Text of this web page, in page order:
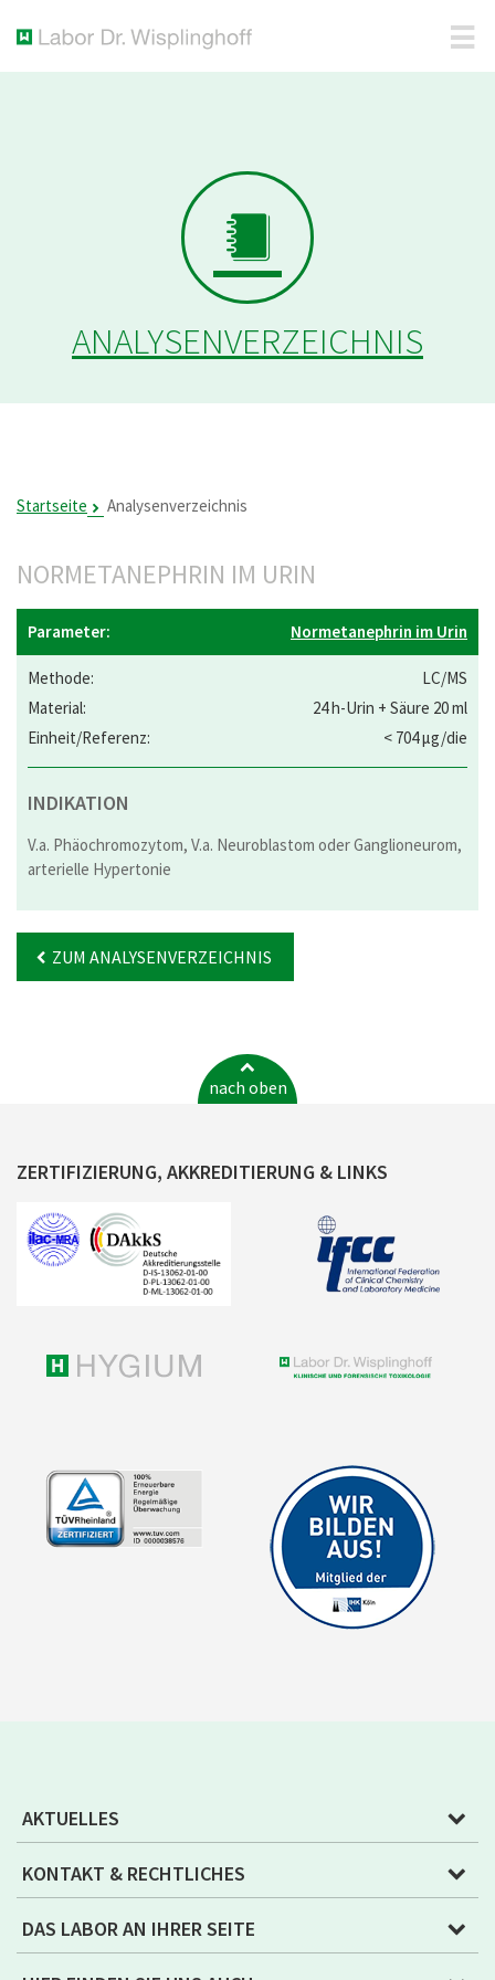
ANALYSENVERZEICHNIS
Startseite Analysenverzeichnis
NORMETANEPHRIN IM URIN
Normetanephrin im Urin
LC/MS
24 h-Urin + Säure 20 ml
< 704 µg/die
INDIKATION
V.a. Phäochromozytom, V.a. Neuroblastom oder Ganglioneurom,
arterielle Hypertonie
ZUM ANALYSENVERZEICHNIS
nach oben
ZERTIFIZIERUNG, AKKREDITIERUNG & LINKS
AKTUELLES
KONTAKT & RECHTLICHES
DAS LABOR AN IHRER SEITE